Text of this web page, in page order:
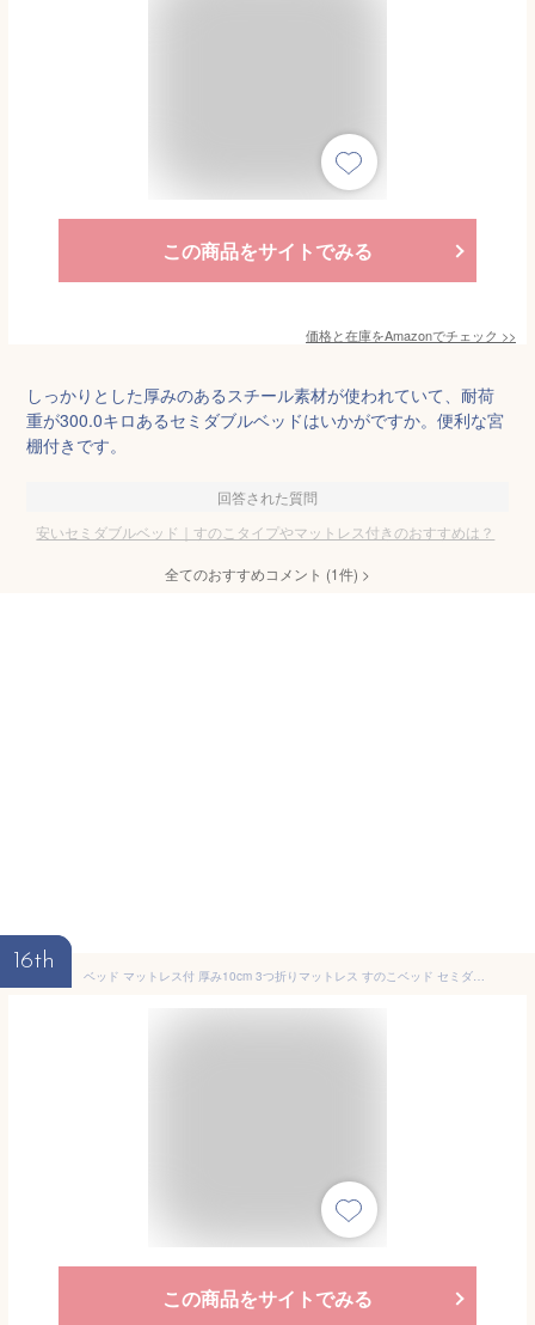
この商品をサイトでみる
価格と在庫をAmazonでチェック >>
しっかりとした厚みのあるスチール素材が使われていて、耐荷
重が300.0キロあるセミダブルベッドはいかがですか。便利な宮
棚付きです。
回答された質問
安いセミダブルベッド｜すのこタイプやマットレス付きのおすすめは？
全てのおすすめコメント (1件) >
16th
ベッド マットレス付 厚み10cm 3つ折りマットレス すのこベッド セミダブル セミダブルベッド ローベッド ベッドフレーム ベッドマットレスセット 高反発マットレス ベット
この商品をサイトでみる